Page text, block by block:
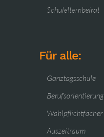
Schulelternbeirat
Für alle:
Ganztagsschule
Berufsorientierung
Wahlpflichtfächer
Auszeitraum